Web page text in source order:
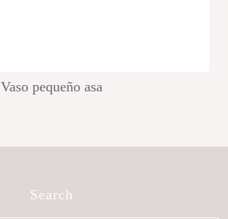
Vaso pequeño asa
Search